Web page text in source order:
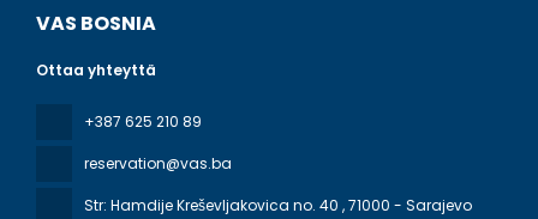
VAS BOSNIA
Ottaa yhteyttä
+387 625 210 89
reservation@vas.ba
Str: Hamdije Kreševljakovica no. 40 , 71000 - Sarajevo